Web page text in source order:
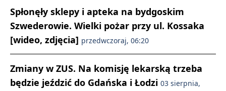
Spłonęły sklepy i apteka na bydgoskim
Szwederowie. Wielki pożar przy ul. Kossaka
[wideo, zdjęcia] przedwczoraj, 06:20
Zmiany w ZUS. Na komisję lekarską trzeba
będzie jeździć do Gdańska i Łodzi 03 sierpnia,